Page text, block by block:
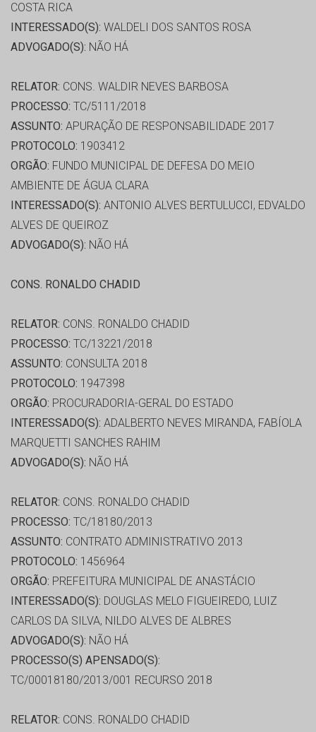
COSTA RICA
INTERESSADO(S): WALDELI DOS SANTOS ROSA
ADVOGADO(S): NÃO HÁ
RELATOR: CONS. WALDIR NEVES BARBOSA
PROCESSO: TC/5111/2018
ASSUNTO: APURAÇÃO DE RESPONSABILIDADE 2017
PROTOCOLO: 1903412
ORGÃO: FUNDO MUNICIPAL DE DEFESA DO MEIO
AMBIENTE DE ÁGUA CLARA
INTERESSADO(S): ANTONIO ALVES BERTULUCCI, EDVALDO
ALVES DE QUEIROZ
ADVOGADO(S): NÃO HÁ
CONS. RONALDO CHADID
RELATOR: CONS. RONALDO CHADID
PROCESSO: TC/13221/2018
ASSUNTO: CONSULTA 2018
PROTOCOLO: 1947398
ORGÃO: PROCURADORIA-GERAL DO ESTADO
INTERESSADO(S): ADALBERTO NEVES MIRANDA, FABÍOLA
MARQUETTI SANCHES RAHIM
ADVOGADO(S): NÃO HÁ
RELATOR: CONS. RONALDO CHADID
PROCESSO: TC/18180/2013
ASSUNTO: CONTRATO ADMINISTRATIVO 2013
PROTOCOLO: 1456964
ORGÃO: PREFEITURA MUNICIPAL DE ANASTÁCIO
INTERESSADO(S): DOUGLAS MELO FIGUEIREDO, LUIZ
CARLOS DA SILVA, NILDO ALVES DE ALBRES
ADVOGADO(S): NÃO HÁ
PROCESSO(S) APENSADO(S):
TC/00018180/2013/001 RECURSO 2018
RELATOR: CONS. RONALDO CHADID